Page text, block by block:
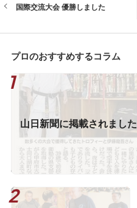
国際交流大会 優勝しました
プロのおすすめするコラム
山日新聞に掲載されました